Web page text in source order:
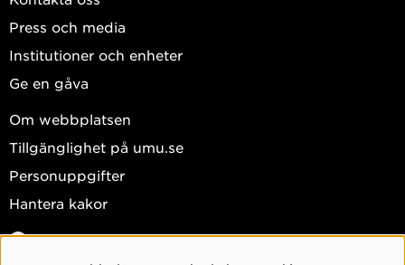
Press och media
Institutioner och enheter
Ge en gåva
Om webbplatsen
Tillgänglighet på umu.se
Personuppgifter
Hantera kakor
Facebook